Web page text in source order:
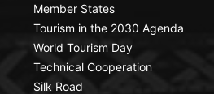
Member States
Tourism in the 2030 Agenda
World Tourism Day
Technical Cooperation
Silk Road